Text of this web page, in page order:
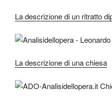
La descrizione di un ritratto
La descrizione di una chiesa